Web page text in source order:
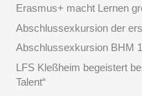
Erasmus+ macht Lernen
Abschlussexkursion der
Abschlussexkursion BHM 1
LFS Kleßheim begeistert
Talent“